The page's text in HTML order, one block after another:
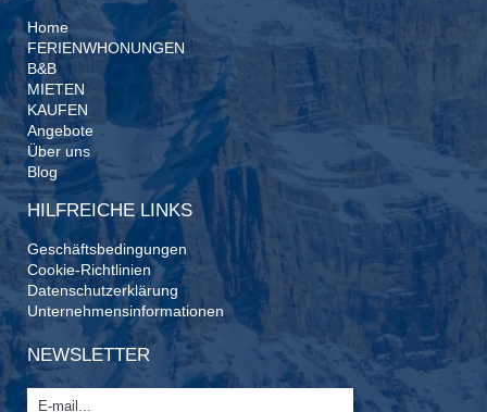
Home
FERIENWHONUNGEN
B&B
MIETEN
KAUFEN
Angebote
Über uns
Blog
HILFREICHE LINKS
Geschäftsbedingungen
Cookie-Richtlinien
Datenschutzerklärung
Unternehmensinformationen
NEWSLETTER